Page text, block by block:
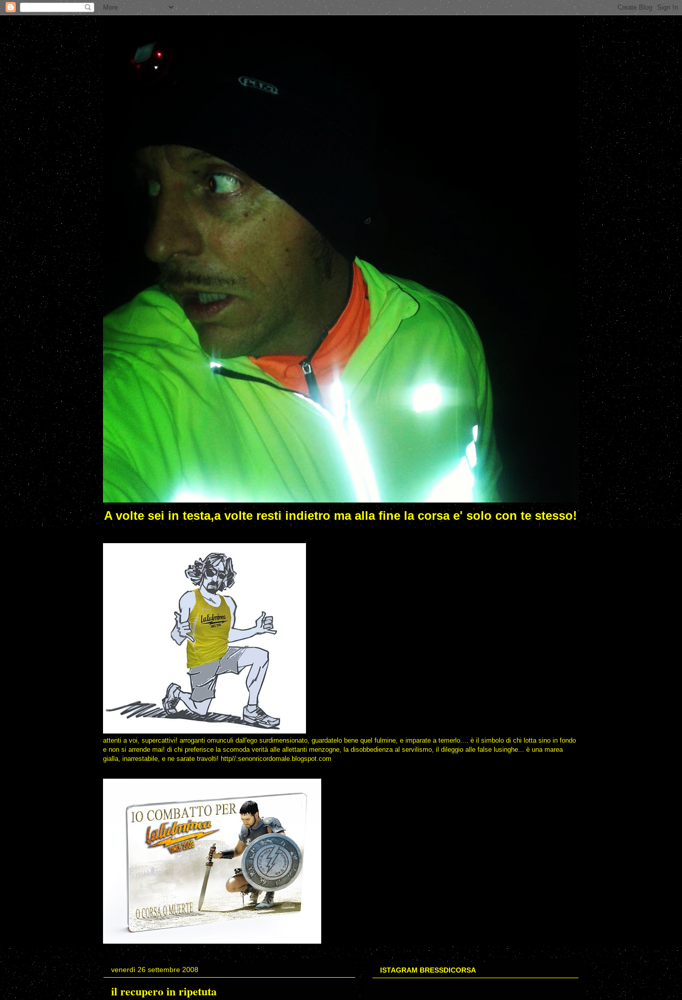
A volte sei in testa,a volte resti indietro ma alla fine la corsa e' solo con te stesso!
attenti a voi, supercattivi! arroganti omunculi dall'ego surdimensionato, guardatelo bene quel fulmine, e imparate a temerlo.... è il simbolo di chi lotta sino in fondo
e non si arrende mai! di chi preferisce la scomoda verità alle allettanti menzogne, la disobbedienza al servilismo, il dileggio alle false lusinghe... è una marea
gialla, inarrestabile, e ne sarate travolti! http//:senonricordomale.blogspot.com
venerdì 26 settembre 2008
il recupero in ripetuta
ISTAGRAM BRESSDICORSA